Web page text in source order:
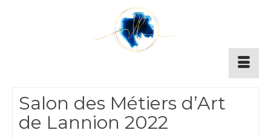
Salon des Métiers d’Art
de Lannion 2022